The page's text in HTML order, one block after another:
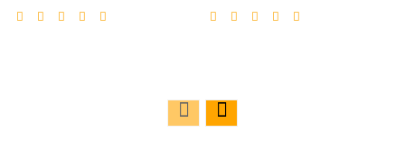
scontato
scontato